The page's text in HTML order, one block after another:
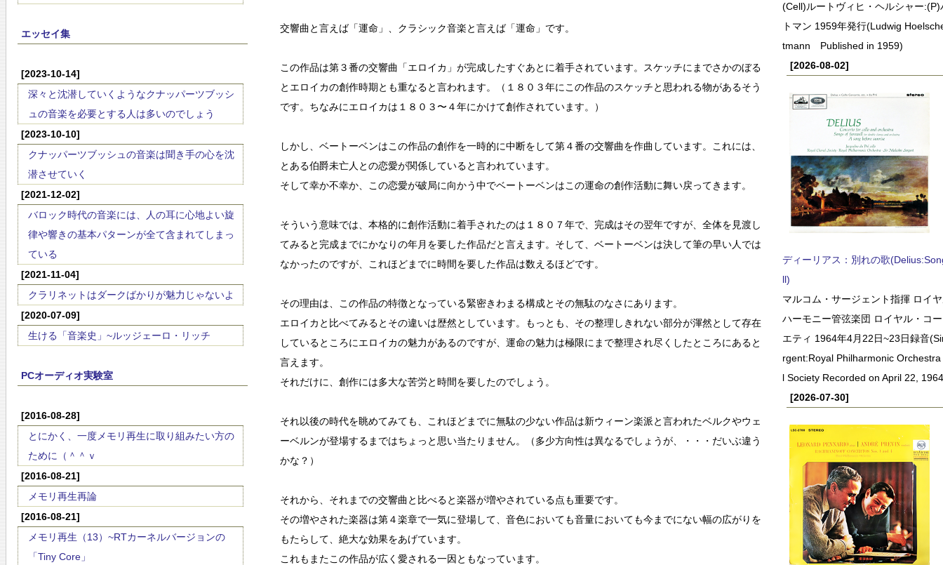
エッセイ集
[2023-10-14]
深々と沈潜していくようなクナッパーツブッシ
ュの音楽を必要とする人は多いのでしょう
[2023-10-10]
クナッパーツブッシュの音楽は聞き手の心を沈
潜させていく
[2021-12-02]
バロック時代の音楽には、人の耳に心地よい旋
律や響きの基本パターンが全て含まれてしまっ
ている
[2021-11-04]
クラリネットはダークばかりが魅力じゃないよ
[2020-07-09]
生ける「音楽史」~ルッジェーロ・リッチ
PCオーディオ実験室
[2016-08-28]
とにかく、一度メモリ再生に取り組みたい方の
ために（＾＾ｖ
[2016-08-21]
メモリ再生再論
[2016-08-21]
メモリ再生（13）~RTカーネルバージョンの
「Tiny Core」
交響曲と言えば「運命」、クラシック音楽と言えば「運命」です。
この作品は第３番の交響曲「エロイカ」が完成したすぐあとに着手されています。スケッチにまでさかのぼる
とエロイカの創作時期とも重なると言われます。（１８０３年にこの作品のスケッチと思われる物があるそう
です。ちなみにエロイカは１８０３〜４年にかけて創作されています。）
しかし、ベートーベンはこの作品の創作を一時的に中断をして第４番の交響曲を作曲しています。これには、
とある伯爵未亡人との恋愛が関係していると言われています。
そして幸か不幸か、この恋愛が破局に向かう中でベートーベンはこの運命の創作活動に舞い戻ってきます。
そういう意味では、本格的に創作活動に着手されたのは１８０７年で、完成はその翌年ですが、全体を見渡し
てみると完成までにかなりの年月を要した作品だと言えます。そして、ベートーベンは決して筆の早い人では
なかったのですが、これほどまでに時間を要した作品は数えるほどです。
その理由は、この作品の特徴となっている緊密きわまる構成とその無駄のなさにあります。
エロイカと比べてみるとその違いは歴然としています。もっとも、その整理しきれない部分が渾然として存在
しているところにエロイカの魅力があるのですが、運命の魅力は極限にまで整理され尽くしたところにあると
言えます。
それだけに、創作には多大な苦労と時間を要したのでしょう。
それ以後の時代を眺めてみても、これほどまでに無駄の少ない作品は新ウィーン楽派と言われたベルクやウェ
ーベルンが登場するまではちょっと思い当たりません。（多少方向性は異なるでしょうが、・・・だいぶ違う
かな？）
それから、それまでの交響曲と比べると楽器が増やされている点も重要です。
その増やされた楽器は第４楽章で一気に登場して、音色においても音量においても今までにない幅の広がりを
もたらして、絶大な効果をあげています。
これもまたこの作品が広く愛される一因ともなっています。
(Cell)ルートヴィヒ・ヘルシャー
トマン 1959年発行(Ludwig
tmann Published in 1959)
[2026-08-02]
ディーリアス：別れの歌
ll)
マルコム・サージェント指揮 ロイ
ハーモニー管弦楽団 ロイヤル・コ
エティ 1964年4月22日~23日録音
rgent:Royal Philharmonic
l Society Recorded on April 22,
[2026-07-30]